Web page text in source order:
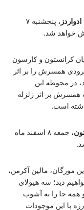
، پنجشنبه ۷
کرانستون و کارسون
که جو برودی همسرش را بر اثر
در محوطه این
بر اثر زلزله
است.
، جمعه ۸ اسفند ماه
مورگان، مالین آکرمن،
دید؛ سه هیولای
همه جا را به آشوب
با این موجودات